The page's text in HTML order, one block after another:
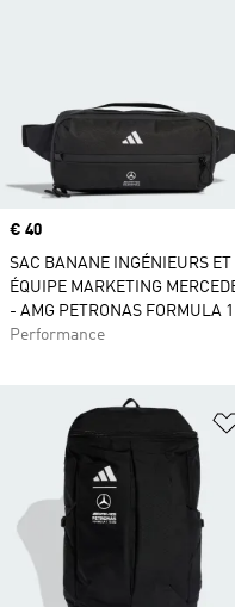
Prix
€ 40
SAC BANANE INGÉNIEURS ET
ÉQUIPE MARKETING
- AMG PETRONAS FORMULA 1
Performance